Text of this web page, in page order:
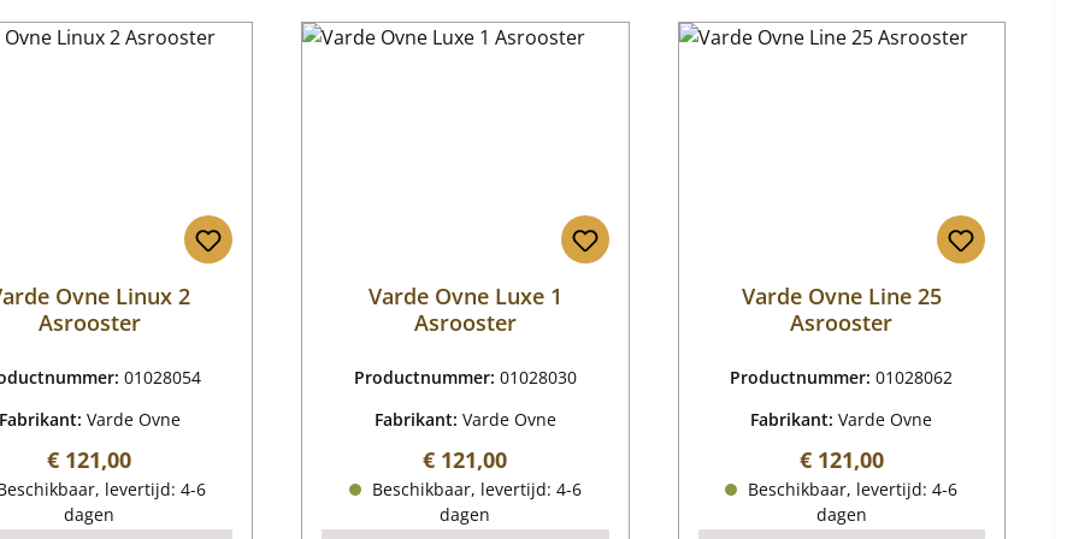
Ovne Linux 2
Asrooster
01028054
Varde Ovne
Normale prijs:
€ 121,00
levertijd: 4-6
dagen
Varde Ovne Luxe 1
Asrooster
Productnummer: 01028030
Fabrikant: Varde Ovne
Normale prijs:
€ 121,00
Beschikbaar, levertijd: 4-6
dagen
Varde Ovne Line 25
Asrooster
Productnummer:01028062
Fabrikant:Varde Ovne
Normale prijs:
€ 121,00
Beschikbaar, levertijd: 4-6
dagen